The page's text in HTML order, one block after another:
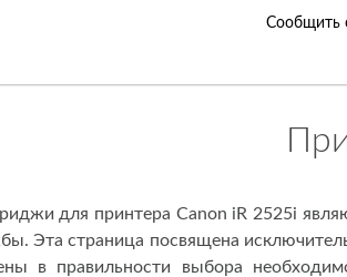
Сообщить
для принтера Canon iR 2525i
Эта страница посвящена
в правильности выбора